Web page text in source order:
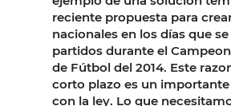
reciente propuesta para
nacionales en los días que
partidos durante el
de Fútbol del 2014. Este
corto plazo es un
con la ley. Lo que